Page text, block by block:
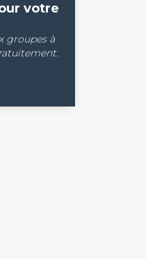
votre
groupes à